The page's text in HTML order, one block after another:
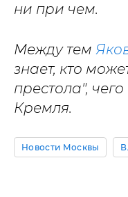
ни при чем.
Между тем
знает, кто
престола",
Кремля.
Новости Москвы